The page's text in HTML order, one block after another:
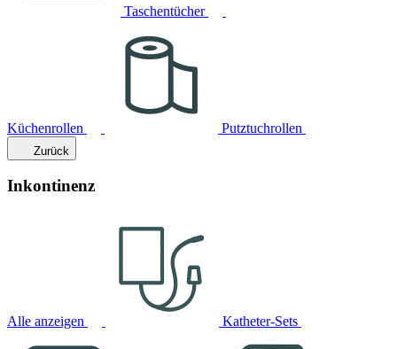
Taschentücher
Küchenrollen Putztuchrollen
Zurück
Inkontinenz
Alle anzeigen Katheter-Sets